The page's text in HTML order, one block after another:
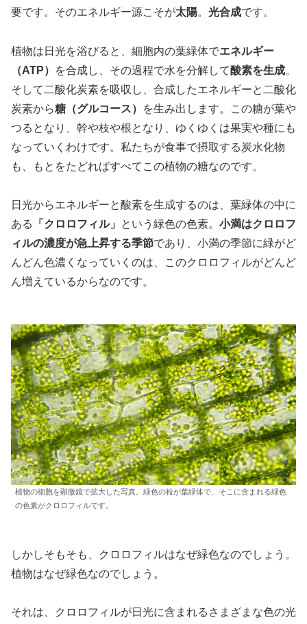
要です。そのエネルギー源こそが太陽。 光合成です。
植物は日光を浴びると、細胞内の葉緑体でエネルギー
（ATP）
を合成し、その過程で水を分解して酸素を生成。
そして二酸化炭素を吸収し、合成したエネルギーと二酸化
炭素から糖（グルコース）
を生み出します。この糖が葉や
つるとなり、幹や枝や根となり、ゆくゆくは果実や種にも
なっていくわけです。私たちが食事で摂取する炭水化物
も、もとをたどればすべてこの植物の糖なのです。
日光からエネルギーと酸素を生成するのは、葉緑体の中に
ある
「クロロフィル」 という緑色の色素。 小満はクロロフ
ィルの濃度が急上昇する季節であり、小満の季節に緑がど
んどん色濃くなっていくのは、このクロロフィルがどんど
ん増えているからなのです。
植物の細胞を顕微鏡で拡大した写真。緑色の粒が葉緑体で、そこに含まれる緑色
の色素がクロロフィルです。
しかしそもそも、クロロフィルはなぜ緑色なのでしょう。
植物はなぜ緑色なのでしょう。
それは、クロロフィルが日光に含まれるさまざまな色の光